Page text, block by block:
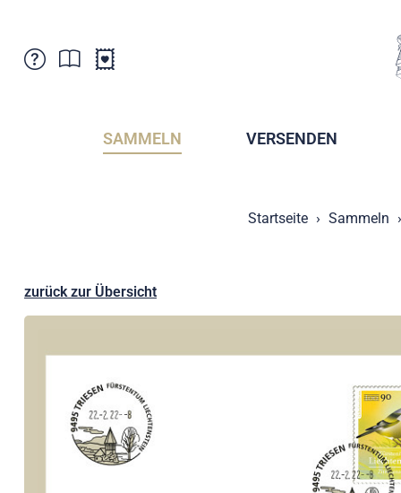
Verkaufsstellen
Postcrossing
Abonnemente
SAMMELN VERSENDEN
Startseite Sammeln
zurück zur Übersicht